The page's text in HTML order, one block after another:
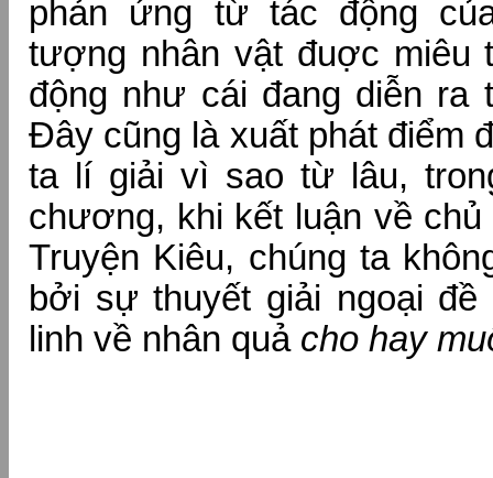
phản ứng từ tác động
tượng nhân vật đuợc miêu
động như cái đang diễn ra
Đây cũng là xuất phát điểm
ta lí giải vì sao từ lâu,
chương, khi kết luận về
Truyện Kiêu, chúng ta
bởi sự thuyết giải ngoại
linh về nhân quả cho hay